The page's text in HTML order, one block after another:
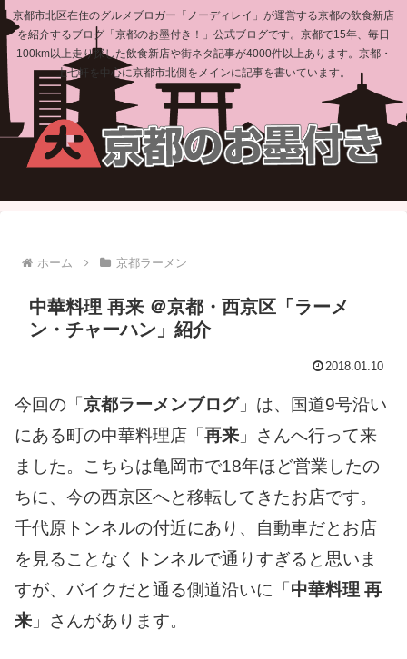
京都市北区在住のグルメブロガー「ノーディレイ」が運営する京都の飲食新店
を紹介するブログ「京都のお墨付き！」公式ブログです。京都で15年、毎日
100km以上走り探した飲食新店や街ネタ記事が4000件以上あります。京都・
上七軒を中心に京都市北側をメインに記事を書いています。
ホーム 京都ラーメン
中華料理 再来 ＠京都・西京区「ラーメ
ン・チャーハン」紹介
2018.01.10
今回の「 京都ラーメンブログ」は、国道9号沿い
にある町の中華料理店「 再来 」さんへ行って来
ました。こちらは亀岡市で18年ほど営業したの
ちに、今の西京区へと移転してきたお店です。
千代原トンネルの付近にあり、自動車だとお店
を見ることなくトンネルで通りすぎると思いま
すが、バイクだと通る側道沿いに「 中華料理 再
来 」さんがあります。